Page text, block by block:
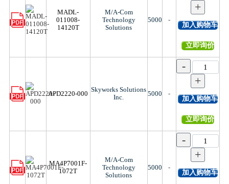
MADL-
011008-
14120T
M/A-Com
Technology
Solutions
5000 -
+
加入购物车
立即询价
APD2220-000
Skyworks Solutions
Inc.
5000 -
-
+
加入购物车
立即询价
MA4P7001F-
1072T
M/A-Com
Technology
Solutions
5000 -
-
+
加入购物车